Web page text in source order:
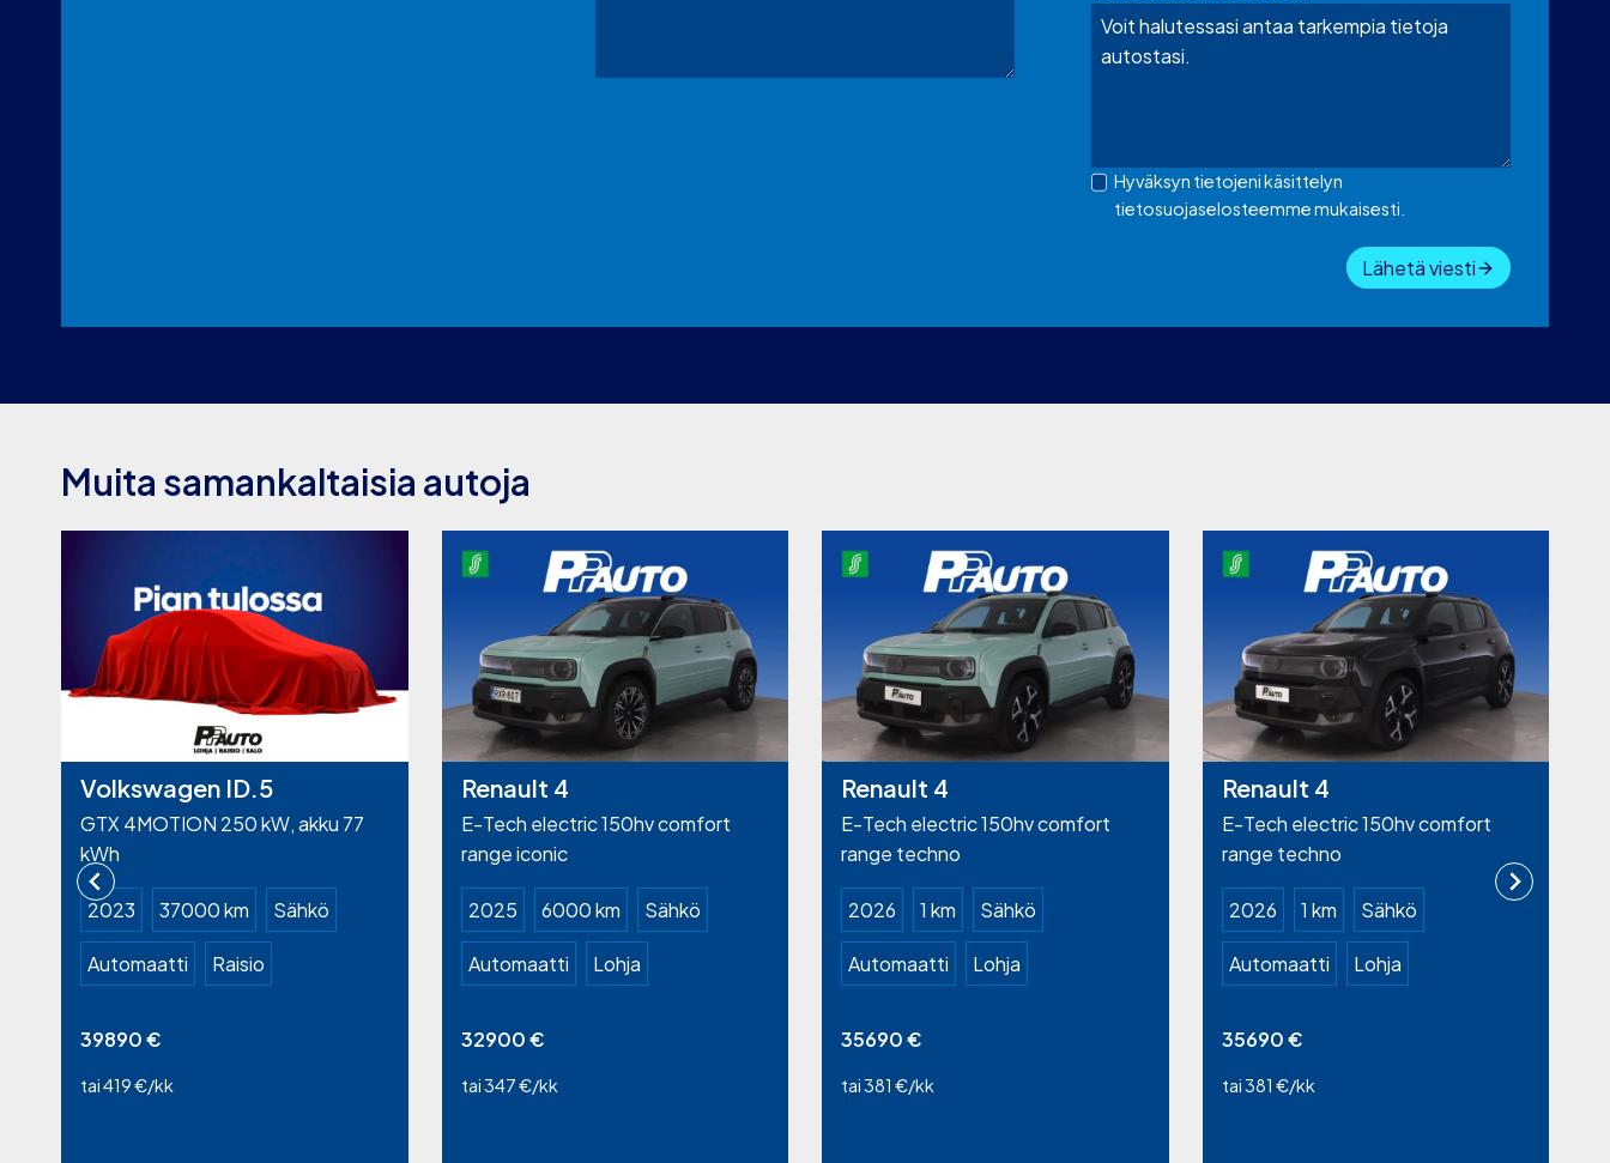
Hyväksyn tietojeni käsittelyn
tietosuojaselosteemme mukaisesti.
Lähetä viesti
Muita samankaltaisia autoja
Volkswagen ID.5
GTX 4MOTION 250 kW, akku 77
kWh
2023 37000 km Sähkö
Automaatti Raisio
39890€
tai 419 €/kk
Renault 4
E-Tech electric 150hv comfort
range iconic
2025 6000 km Sähkö
Automaatti Lohja
32900€
tai 347 €/kk
Renault 4
E-Tech electric 150hv comfort
range techno
2026 1 km Sähkö
Automaatti Lohja
35690€
tai 381 €/kk
Renault 4
E-Tech electric 150hv comfort
range techno
2026 1 km Sähkö
Automaatti Lohja
35690€
tai 381 €/kk